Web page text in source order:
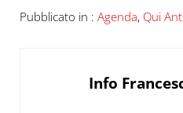
Pubblicato in : Agenda, Qui
Info